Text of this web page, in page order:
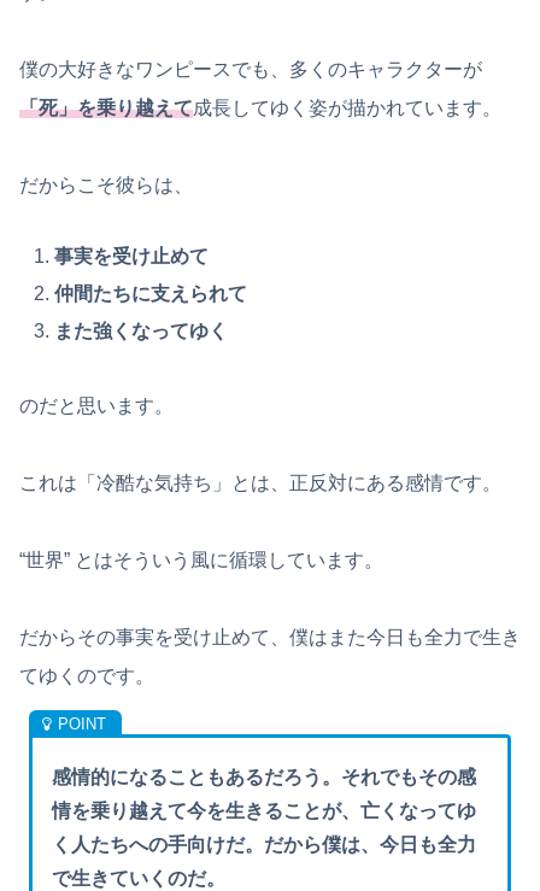
僕の大好きなワンピースでも、多くのキャラクターが
「死」を乗り越えて成長してゆく姿が描かれています。
だからこそ彼らは、
事実を受け止めて
仲間たちに支えられて
また強くなってゆく
のだと思います。
これは「冷酷な気持ち」とは、正反対にある感情です。
“世界” とはそういう風に循環しています。
だからその事実を受け止めて、僕はまた今日も全力で生き
てゆくのです。
感情的になることもあるだろう。それでもその感
情を乗り越えて今を生きることが、亡くなってゆ
く人たちへの手向けだ。だから僕は、今日も全力
で生きていくのだ。